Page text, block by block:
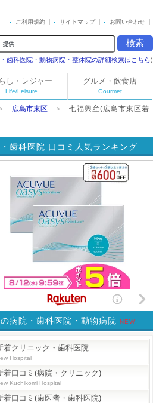
歯科医院・動物病院・整体院の詳細検索はこちら)
ご利用規約 サイトマップ お問い合わせ
し・レジャー
Life/Leisure
グルメ・飲食店
Gourmet
広島市東区 ＞ 七福興産(広島市東区若
歯科医院 口コミ人気ランキング
病院・歯科医院・動物病院 NEW!
着クリニック・歯科医院
Hospital
着口コミ(病院・クリニック)
Kuchikomi Hospital
着口コミ(歯医者・歯科医院)